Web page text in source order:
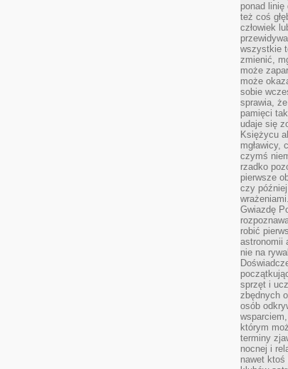
ponad
też coś
człowiek
wszystkie
zmienić,
może
może
sobie
sprawia,
pamięci
udaje się
Księżycu
mgławicy,
czymś
rzadko
pierwsze
czy
Gwiazdę
robić
astronomii
nie na
sprzęt i
zbędnych
osób
którym
terminy
nocnej i
nawet